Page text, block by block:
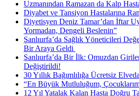
Uzmanından Ramazan da Kalp
Diyabet ve Tansiyon Hastalarına
Diyetisyen Deniz Tamar’dan İftar
Yormadan, Dengeli Beslenin”
Şanlıurfa’da Sağlık Yöneticileri
Bir Araya Geldi ​
Şanlıurfa’da Bir İlk: Omuzdan
Değiştirildi!
30 Yıllık Bağımlılığa Ücretsiz
“En Büyük Mutluluğum,
12 Yıl Yatalak Kalan Hasta Doğru